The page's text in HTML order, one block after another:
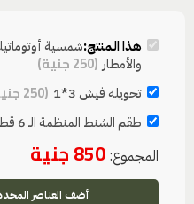
هذا المنتج:شمسية
والأمطار (
250جنية)
تحويله فيش 3*1 (
250
طقم الشنط المنظمة الـ 6 قطع
المجموع: 850جنية
أضف العناصر